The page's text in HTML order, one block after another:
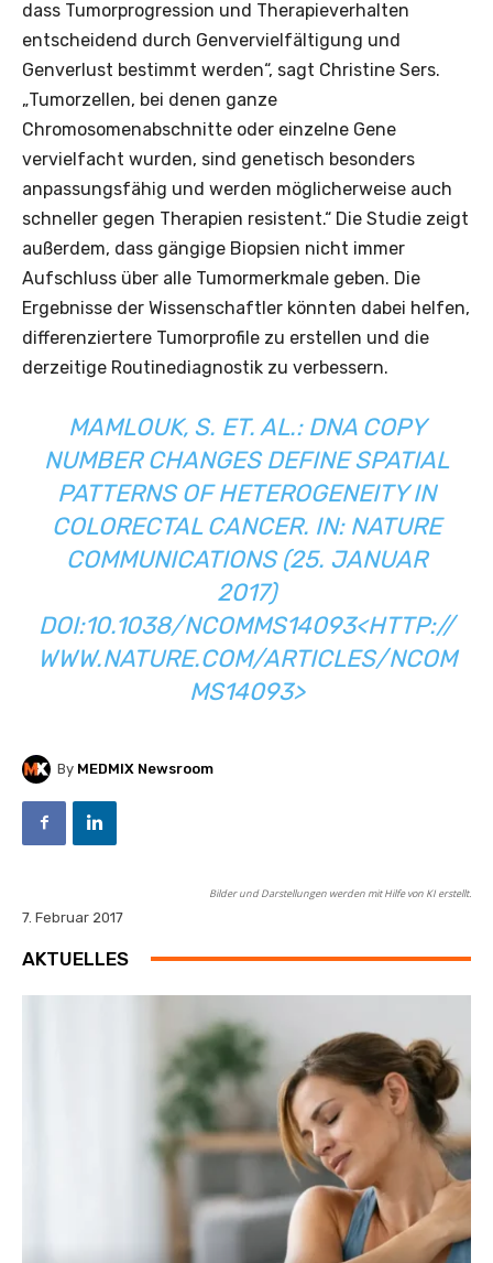
dass Tumorprogression und Therapieverhalten
entscheidend durch Genvervielfältigung und
Genverlust bestimmt werden“, sagt Christine Sers.
„Tumorzellen, bei denen ganze
Chromosomenabschnitte oder einzelne Gene
vervielfacht wurden, sind genetisch besonders
anpassungsfähig und werden möglicherweise auch
schneller gegen Therapien resistent.“ Die Studie zeigt
außerdem, dass gängige Biopsien nicht immer
Aufschluss über alle Tumormerkmale geben. Die
Ergebnisse der Wissenschaftler könnten dabei helfen,
differenziertere Tumorprofile zu erstellen und die
derzeitige Routinediagnostik zu verbessern.
MAMLOUK, S. ET. AL.: DNA COPY
NUMBER CHANGES DEFINE SPATIAL
PATTERNS OF HETEROGENEITY IN
COLORECTAL CANCER. IN: NATURE
COMMUNICATIONS (25. JANUAR
2017)
DOI:10.1038/NCOMMS14093<HTTP://
WWW.NATURE.COM/ARTICLES/NCOM
MS14093>
By MEDMIX Newsroom
Bilder und Darstellungen werden mit Hilfe von KI erstellt.
7. Februar 2017
AKTUELLES